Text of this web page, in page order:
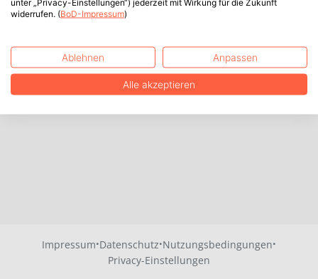
Impressum·Datenschutz·Nutzungsbedingungen·
Privacy-Einstellungen
unter „Privacy-Einstellungen“) jederzeit mit Wirkung für die Zukunft
widerrufen. (BoD-Impressum)
Ablehnen Anpassen
Alle akzeptieren